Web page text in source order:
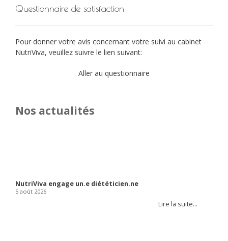
Questionnaire de satisfaction
Pour donner votre avis concernant votre suivi au cabinet
NutriViva, veuillez suivre le lien suivant:
Aller au questionnaire
Nos actualités
NutriViva engage un.e diététicien.ne
5 août 2026
Lire la suite…